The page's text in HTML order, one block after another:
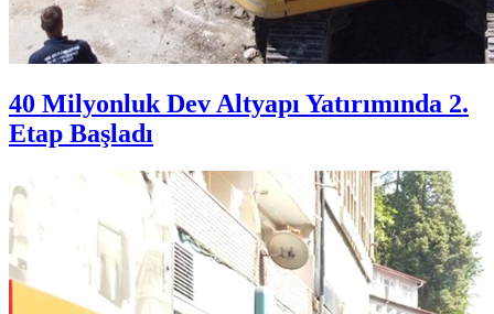
40 Milyonluk Dev Altyapı Yatırımında 2.
Etap Başladı